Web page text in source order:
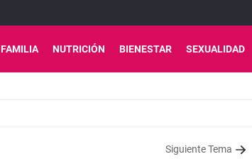
FAMILIA NUTRICIÓN BIENESTAR SEXUALIDAD
Siguiente Tema